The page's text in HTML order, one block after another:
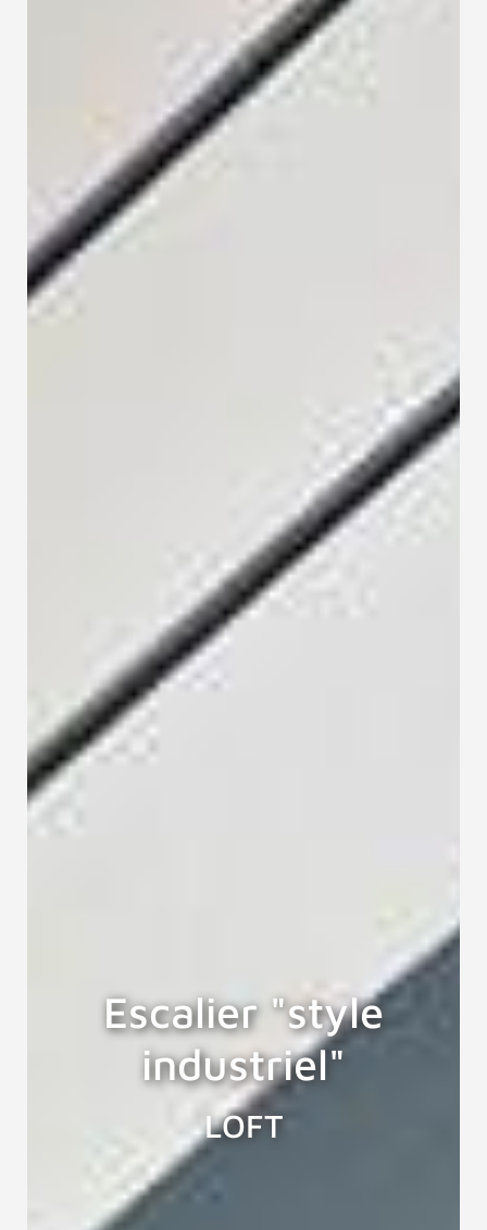
Escalier "style
industriel"
LOFT